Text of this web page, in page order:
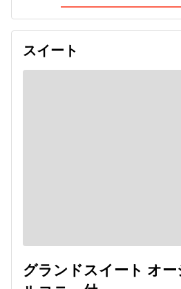
スイート
グランドスイート オ